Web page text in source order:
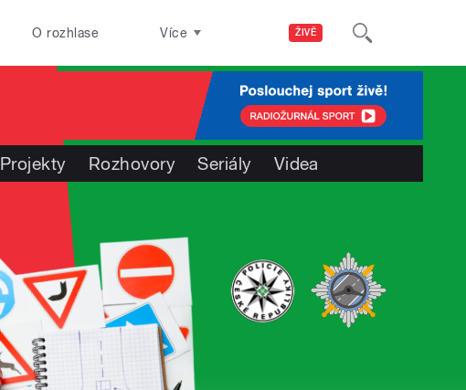
ŽIVĚ
O rozhlase Více
Projekty Rozhovory Seriály Videa